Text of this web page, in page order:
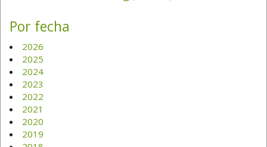
Por fecha
2026
2025
2024
2023
2022
2021
2020
2019